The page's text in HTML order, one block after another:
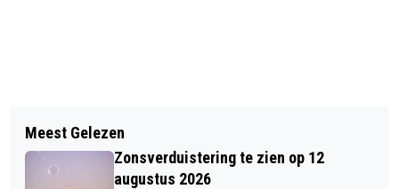
PITTIGE WEDSTRIJDEN VOOR BEIDE
TEAMS VAN TWEEVV
ALLE DAMESTEAMS VAN DOK WINNEN
EEN MEDAILLE IN DIDAM
Meest Gelezen
Zonsverduistering te zien op 12
augustus 2026